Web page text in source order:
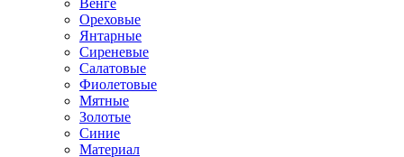
Венге
Ореховые
Янтарные
Сиреневые
Салатовые
Фиолетовые
Мятные
Золотые
Синие
Материал